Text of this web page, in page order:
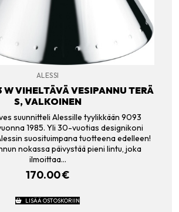
ALESSI
VIHELTÄVÄ VESIPANNU TERÄ
S, VALKOINEN
suunnitteli Alessille tyylikkään 9093
1985. Yli 30-vuotias designikoni
suosituimpana tuotteena edelleen!
nokassa päivystää pieni lintu, joka
ilmoittaa…
170.00€
LISÄÄ OSTOSKORIIN